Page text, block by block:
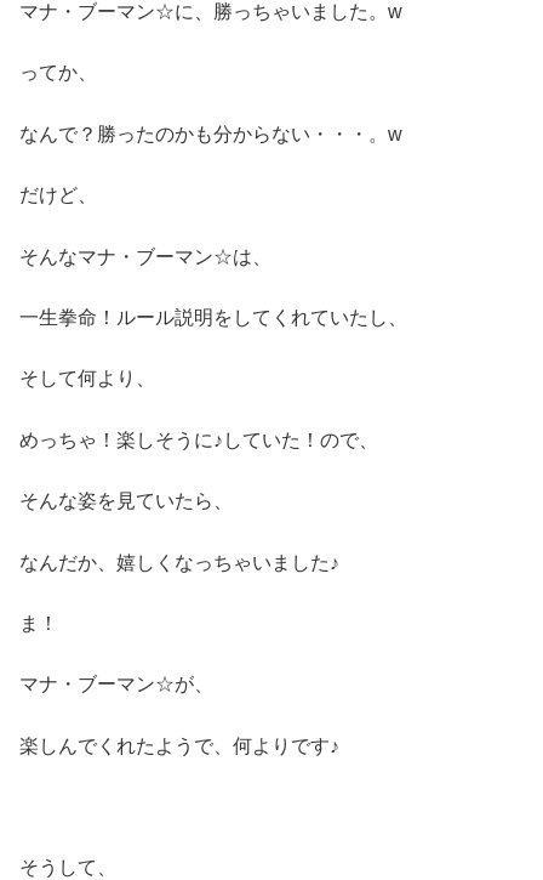
マナ・ブーマン☆に、勝っちゃいました。w
ってか、
なんで？勝ったのかも分からない・・・。w
だけど、
そんなマナ・ブーマン☆は、
一生拳命！ルール説明をしてくれていたし、
そして何より、
めっちゃ！楽しそうに♪していた！ので、
そんな姿を見ていたら、
なんだか、嬉しくなっちゃいました♪
ま！
マナ・ブーマン☆が、
楽しんでくれたようで、何よりです♪
そうして、